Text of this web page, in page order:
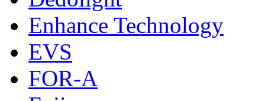
Enhance Technology
EVS
FOR-A